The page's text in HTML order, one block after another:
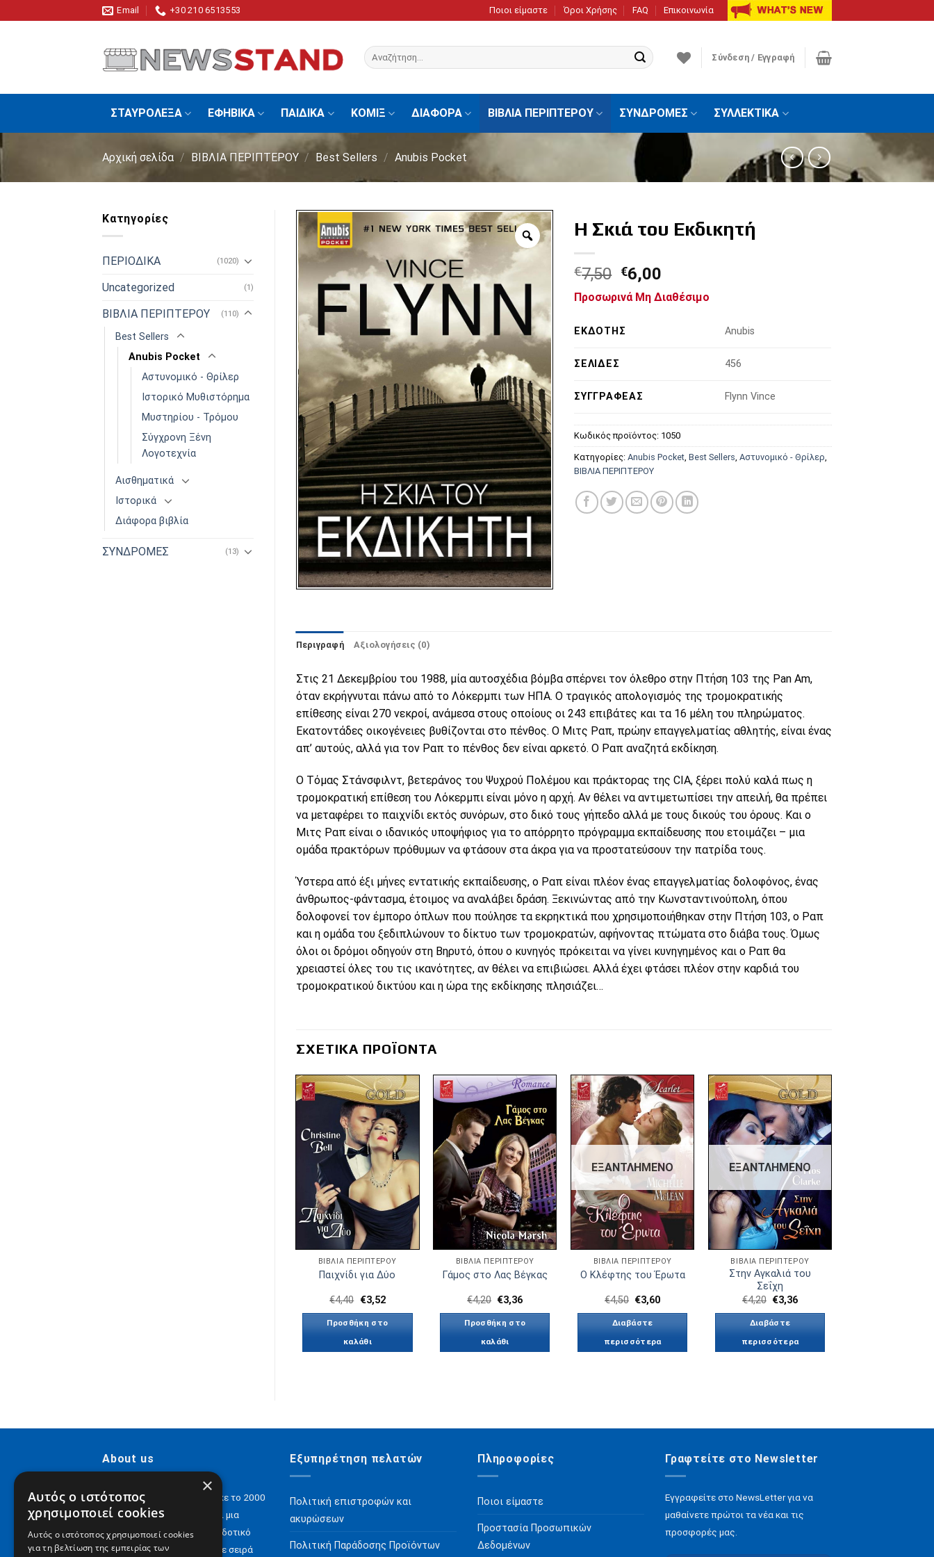
to
Email +30 210 6513553 Ποιοι είμαστε Όροι Χρήσης FAQ Επικοινωνία
Αναζήτηση
για:
Σύνδεση / Εγγραφή
ΣΤΑΥΡΟΛΕΞΑ ΕΦΗΒΙΚΑ ΠΑΙΔΙΚΑ ΚΟΜΙΞ ΔΙΑΦΟΡΑ ΒΙΒΛΙΑ ΠΕΡΙΠΤΕΡΟΥ ΣΥΝΔΡΟΜΕΣ ΣΥΛΛΕΚΤΙΚΑ
Αρχική σελίδα / ΒΙΒΛΙΑ ΠΕΡΙΠΤΕΡΟΥ / Best Sellers / Anubis Pocket
Κατηγορίες
ΠΕΡΙΟΔΙΚΑ (1020)
Uncategorized (1)
ΒΙΒΛΙΑ ΠΕΡΙΠΤΕΡΟΥ (110)
Best Sellers
Anubis Pocket
Αστυνομικό - Θρίλερ
Ιστορικό Μυθιστόρημα
Μυστηρίου - Τρόμου
Σύγχρονη Ξένη
Λογοτεχνία
Αισθηματικά
Ιστορικά
Διάφορα βιβλία
ΣΥΝΔΡΟΜΕΣ (13)
Η Σκιά του Εκδικητή
€7,50 €6,00
Προσωρινά Μη Διαθέσιμο
ΕΚΔΌΤΗΣ Anubis
ΣΕΛΊΔΕΣ 456
ΣΥΓΓΡΑΦΈΑΣ Flynn Vince
Κωδικός προϊόντος: 1050
Κατηγορίες:Anubis Pocket,Best Sellers,Αστυνομικό - Θρίλερ,
ΒΙΒΛΙΑ ΠΕΡΙΠΤΕΡΟΥ
Περιγραφή Αξιολογήσεις (0)
​Στις 21 Δεκεμβρίου του 1988, μία αυτοσχέδια βόμβα σπέρνει τον όλεθρο στην Πτήση 103 της Pan Am,
όταν εκρήγνυται πάνω από το Λόκερμπι των ΗΠΑ. Ο τραγικός απολογισμός της τρομοκρατικής
επίθεσης είναι 270 νεκροί, ανάμεσα στους οποίους οι 243 επιβάτες και τα 16 μέλη του πληρώματος.
Εκατοντάδες οικογένειες βυθίζονται στο πένθος. Ο Μιτς Ραπ, πρώην επαγγελματίας αθλητής, είναι ένας
απ’ αυτούς, αλλά για τον Ραπ το πένθος δεν είναι αρκετό. Ο Ραπ αναζητά εκδίκηση.
Ο Τόμας Στάνσφιλντ, βετεράνος του Ψυχρού Πολέμου και πράκτορας της CIA, ξέρει πολύ καλά πως η
τρομοκρατική επίθεση του Λόκερμπι είναι μόνο η αρχή. Αν θέλει να αντιμετωπίσει την απειλή, θα πρέπει
να μεταφέρει το παιχνίδι εκτός συνόρων, στο δικό τους γήπεδο αλλά με τους δικούς του όρους. Και ο
Μιτς Ραπ είναι ο ιδανικός υποψήφιος για το απόρρητο πρόγραμμα εκπαίδευσης που ετοιμάζει – μια
ομάδα πρακτόρων πρόθυμων να φτάσουν στα άκρα για να προστατεύσουν την πατρίδα τους.
Ύστερα από έξι μήνες εντατικής εκπαίδευσης, ο Ραπ είναι πλέον ένας επαγγελματίας δολοφόνος, ένας
άνθρωπος-φάντασμα, έτοιμος να αναλάβει δράση. Ξεκινώντας από την Κωνσταντινούπολη, όπου
δολοφονεί τον έμπορο όπλων που πούλησε τα εκρηκτικά που χρησιμοποιήθηκαν στην Πτήση 103, ο Ραπ
και η ομάδα του ξεδιπλώνουν το δίκτυο των τρομοκρατών, αφήνοντας πτώματα στο διάβα τους. Όμως
όλοι οι δρόμοι οδηγούν στη Βηρυτό, όπου ο κυνηγός πρόκειται να γίνει κυνηγημένος και ο Ραπ θα
χρειαστεί όλες του τις ικανότητες, αν θέλει να επιβιώσει. Αλλά έχει φτάσει πλέον στην καρδιά του
τρομοκρατικού δικτύου και η ώρα της εκδίκησης πλησιάζει…
ΣΧΕΤΙΚΆ ΠΡΟΪΌΝΤΑ
Πρόσθήκη
στην λίστα
επιθυμιών
ΒΙΒΛΙΑ ΠΕΡΙΠΤΕΡΟΥ
Παιχνίδι για Δύο
€4,40 €3,52
Προσθήκη στο
καλάθι
Πρόσθήκη
στην λίστα
επιθυμιών
ΒΙΒΛΙΑ ΠΕΡΙΠΤΕΡΟΥ
Γάμος στο Λας Βέγκας
€4,20 €3,36
Προσθήκη στο
καλάθι
Πρόσθήκη
στην λίστα
ΕΞΑΝΤΛΗΜΈΝΟ
ΒΙΒΛΙΑ ΠΕΡΙΠΤΕΡΟΥ
Ο Κλέφτης του Έρωτα
€4,50 €3,60
Διαβάστε
περισσότερα
Πρόσθήκη
στην λίστα
επιθυμιών
ΕΞΑΝΤΛΗΜΈΝΟ
ΒΙΒΛΙΑ ΠΕΡΙΠΤΕΡΟΥ
Στην Αγκαλιά του
Σεΐχη
€4,20 €3,36
Διαβάστε
περισσότερα
About us
H Digital Content ΑΕ ιδρύθηκε το 2000
και σήμερα έχει να επιδείξει μια
αξιόλογη παρουσία στον εκδοτικό
χώρο με e-books αλλά και με σειρά
Εξυπηρέτηση πελατών
Πολιτική επιστροφών και
ακυρώσεων
Πολιτική Παράδοσης Προϊόντων
Πληροφορίες
Ποιοι είμαστε
Προστασία Προσωπικών
Δεδομένων
Γραφτείτε στο Newsletter
Εγγραφείτε στο NewsLetter για να
μαθαίνετε πρώτοι τα νέα και τις
προσφορές μας.
×
Αυτός ο ιστότοπος
χρησιμοποιεί cookies
Αυτός ο ιστότοπος χρησιμοποιεί cookies
για τη βελτίωση της εμπειρίας των